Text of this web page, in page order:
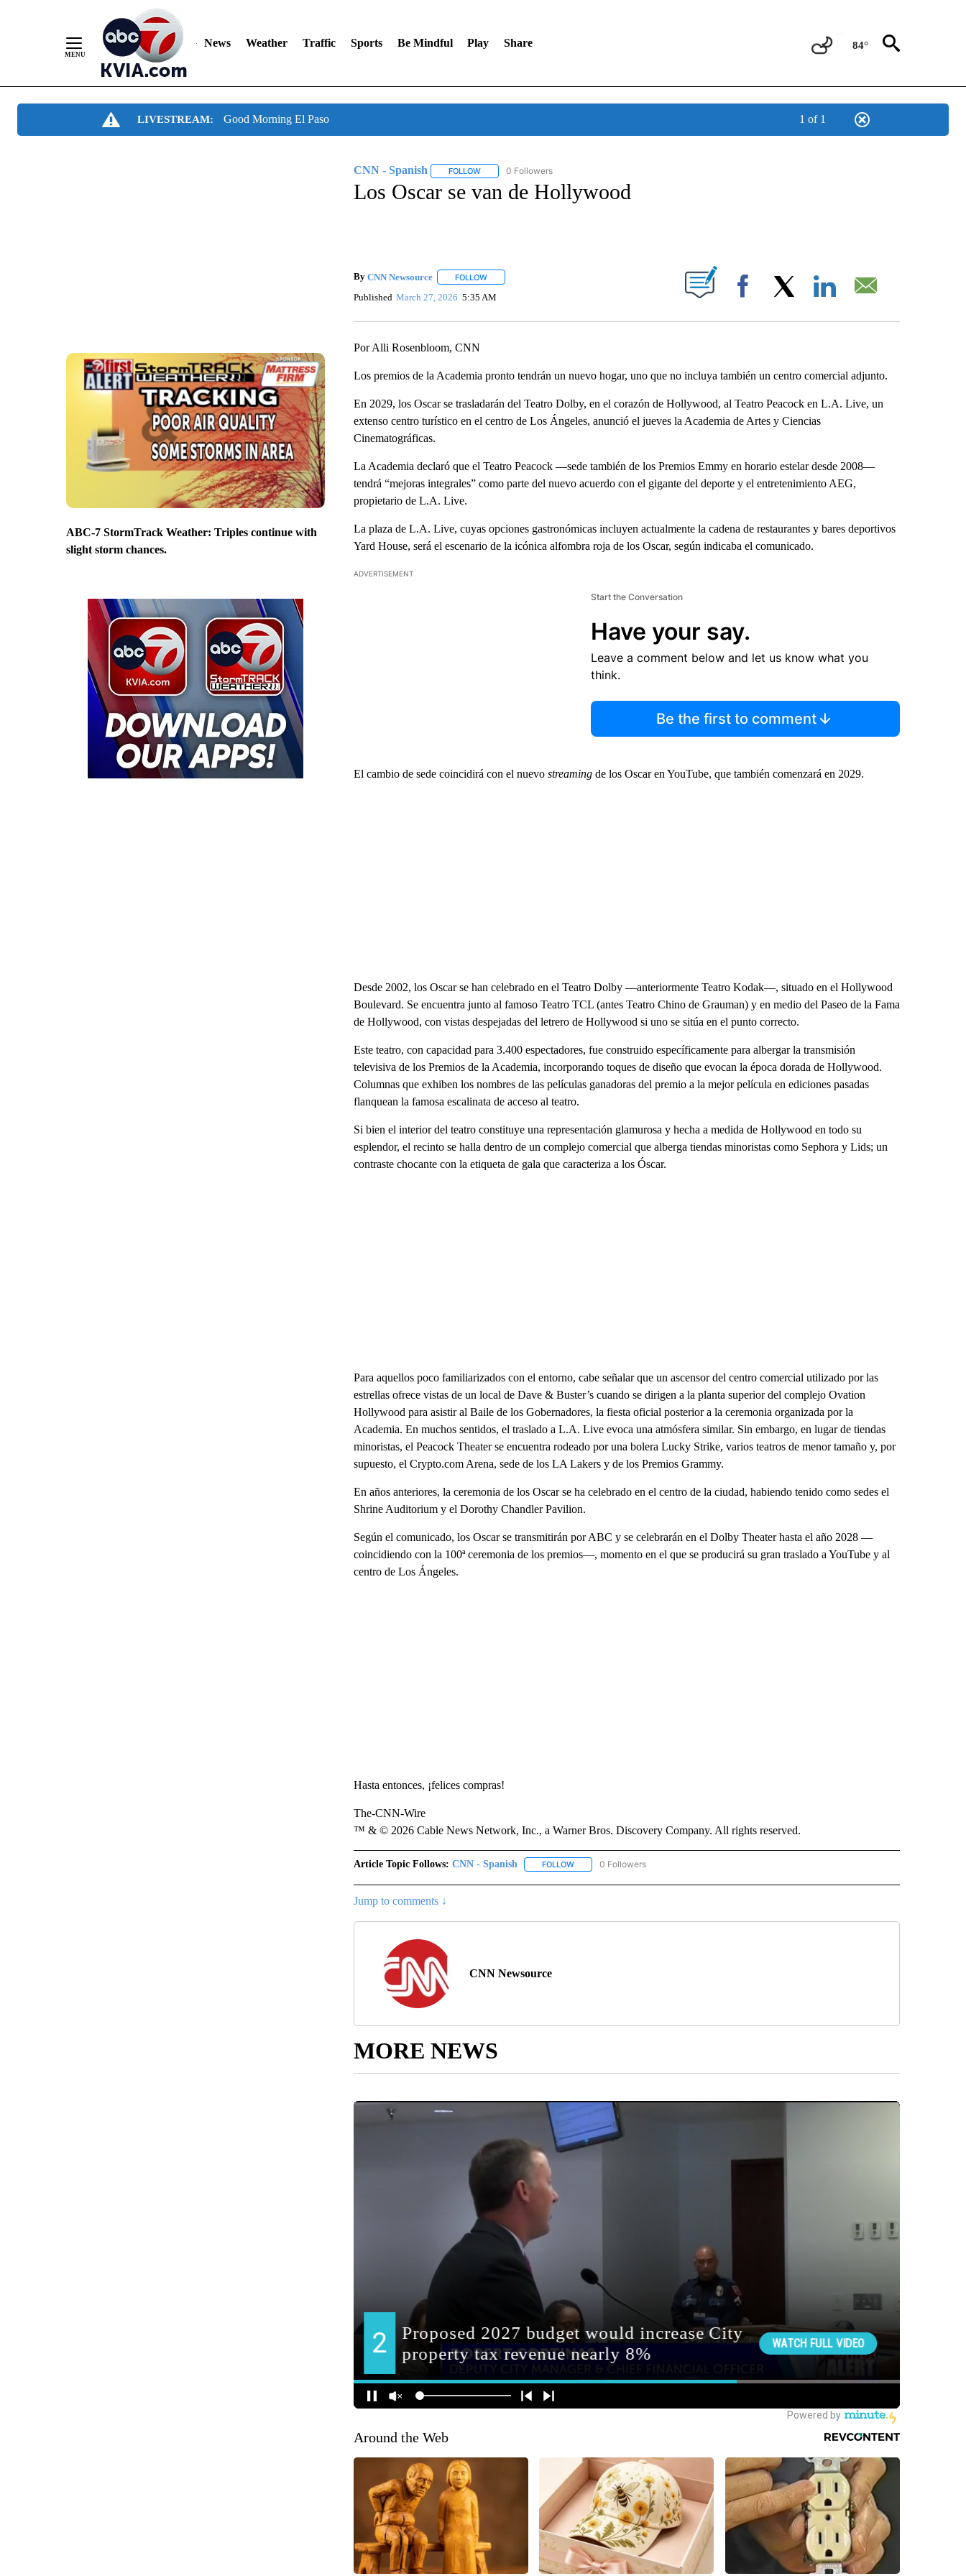
News Weather Traffic Sports Be Mindful Play Share 84°
LIVESTREAM: Good Morning El Paso 1 of 1
ABC-7 StormTrack Weather: Triples continue with
slight storm chances.
CNN - Spanish FOLLOWFOLLOW "CNN - SPANISH" TO RECEIVE NOTIFICATIONS ABOUT NEW PAGES ON "CNN - SPANISH".
0 Followers
Los Oscar se van de Hollywood
By CNN Newsource FOLLOWFOLLOW "" TO RECEIVE NOTIFICATIONS ABOUT NEW PAGES ON "".
Published March 27, 2026 5:35 AM Facebook
Por Alli Rosenbloom, CNN
Los premios de la Academia pronto tendrán un nuevo hogar, uno que no incluya también un centro comercial adjunto.
En 2029, los Oscar se trasladarán del Teatro Dolby, en el corazón de Hollywood, al Teatro Peacock en L.A. Live, un
extenso centro turístico en el centro de Los Ángeles, anunció el jueves la Academia de Artes y Ciencias
Cinematográficas.
La Academia declaró que el Teatro Peacock —sede también de los Premios Emmy en horario estelar desde 2008—
tendrá “mejoras integrales” como parte del nuevo acuerdo con el gigante del deporte y el entretenimiento AEG,
propietario de L.A. Live.
La plaza de L.A. Live, cuyas opciones gastronómicas incluyen actualmente la cadena de restaurantes y bares deportivos
Yard House, será el escenario de la icónica alfombra roja de los Oscar, según indicaba el comunicado.
ADVERTISEMENT
Start the Conversation
Have your say.
Leave a comment below and let us know what you
think.
Be the first to comment
El cambio de sede coincidirá con el nuevo streaming de los Oscar en YouTube, que también comenzará en 2029.
Desde 2002, los Oscar se han celebrado en el Teatro Dolby —anteriormente Teatro Kodak—, situado en el Hollywood
Boulevard. Se encuentra junto al famoso Teatro TCL (antes Teatro Chino de Grauman) y en medio del Paseo de la Fama
de Hollywood, con vistas despejadas del letrero de Hollywood si uno se sitúa en el punto correcto.
Este teatro, con capacidad para 3.400 espectadores, fue construido específicamente para albergar la transmisión
televisiva de los Premios de la Academia, incorporando toques de diseño que evocan la época dorada de Hollywood.
Columnas que exhiben los nombres de las películas ganadoras del premio a la mejor película en ediciones pasadas
flanquean la famosa escalinata de acceso al teatro.
Si bien el interior del teatro constituye una representación glamurosa y hecha a medida de Hollywood en todo su
esplendor, el recinto se halla dentro de un complejo comercial que alberga tiendas minoristas como Sephora y Lids; un
contraste chocante con la etiqueta de gala que caracteriza a los Óscar.
Para aquellos poco familiarizados con el entorno, cabe señalar que un ascensor del centro comercial utilizado por las
estrellas ofrece vistas de un local de Dave & Buster’s cuando se dirigen a la planta superior del complejo Ovation
Hollywood para asistir al Baile de los Gobernadores, la fiesta oficial posterior a la ceremonia organizada por la
Academia. En muchos sentidos, el traslado a L.A. Live evoca una atmósfera similar. Sin embargo, en lugar de tiendas
minoristas, el Peacock Theater se encuentra rodeado por una bolera Lucky Strike, varios teatros de menor tamaño y, por
supuesto, el Crypto.com Arena, sede de los LA Lakers y de los Premios Grammy.
En años anteriores, la ceremonia de los Oscar se ha celebrado en el centro de la ciudad, habiendo tenido como sedes el
Shrine Auditorium y el Dorothy Chandler Pavilion.
Según el comunicado, los Oscar se transmitirán por ABC y se celebrarán en el Dolby Theater hasta el año 2028 —
coincidiendo con la 100ª ceremonia de los premios—, momento en el que se producirá su gran traslado a YouTube y al
centro de Los Ángeles.
Hasta entonces, ¡felices compras!
The-CNN-Wire
™ & © 2026 Cable News Network, Inc., a Warner Bros. Discovery Company. All rights reserved.
Article Topic Follows: CNN - Spanish FOLLOWFOLLOW "CNN - SPANISH" TO RECEIVE NOTIFICATIONS ABOUT NEW PAGES ON "CNN - SPANISH".
0 Followers
Jump to comments ↓
CNN Newsource
MORE NEWS
Around the Web